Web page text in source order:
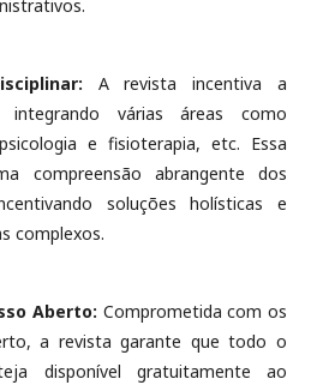
A revista incentiva a
integrando várias áreas como
e fisioterapia, etc. Essa
compreensão abrangente dos
soluções holísticas e
complexos.
Aberto: Comprometida com os
a revista garante que todo o
disponível gratuitamente ao